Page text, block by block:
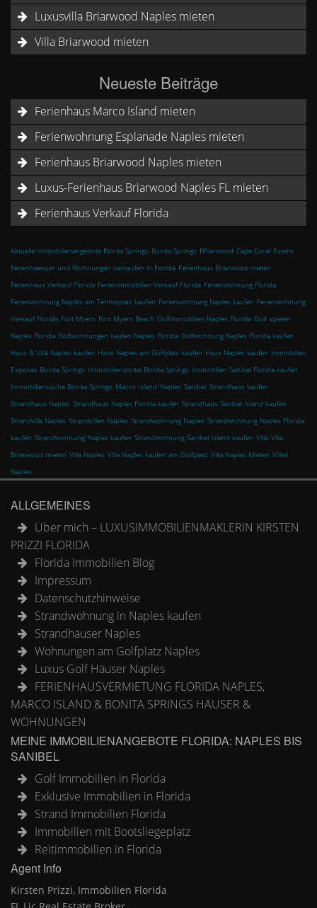
Luxusvilla Briarwood Naples mieten
Villa Briarwood mieten
Neueste Beiträge
Ferienhaus Marco Island mieten
Ferienwohnung Esplanade Naples mieten
Ferienhaus Briarwood Naples mieten
Luxus-Ferienhaus Briarwood Naples FL mieten
Ferienhaus Verkauf Florida
Aktuelle Immobilienangebote Bonita Springs Bonita Springs BRiarwood Cape Coral Estero
Ferienhaesuer und Wohnungen verkaufen in Florida Ferienhaus Briarwood mieten
Ferienhaus Verkauf Florida Ferienimmobilien Verkauf Florida Ferienwohnung Florida
Ferienwohnung Naples am Tennisplatz kaufen Ferienwohnung Naples kaufen Ferienwohnung
Verkauf Florida Fort Myers Fort Myers Beach Golfimmobilien Naples Florida Golf spielen
Naples Florida Golfwohnungen kaufen Naples Florida Golfwohnung Naples Florida kaufen
Haus & Villa Naples kaufen Haus Naples am Golfplatz kaufen Haus Naples kaufen Immobilien
Exposes Bonita Springs Immobilienportal Bonita Springs Immobilien Sanibel Florida kaufen
Immobiliensuche Bonita Springs Macro Island Naples Sanibel Strandhaus kaufen
Strandhaus Naples Strandhaus Naples Florida kaufen Strandhaus Sanibel Island kaufen
Strandvilla Naples Strandvillen Naples Strandwohnung Naples Strandwohnung Naples Florida
kaufen Strandwohnung Naples kaufen Strandwohnung Sanibel Island kaufen Villa Villa
Briarwood mieten Villa Naples Villa Naples kaufen am Golfplatz Villa Naples Mieten Villen
Naples
ALLGEMEINES
Über mich – LUXUSIMMOBILIENMAKLERIN KIRSTEN
PRIZZI FLORIDA
Florida Immobilien Blog
Impressum
Datenschutzhinweise
Strandwohnung in Naples kaufen
Strandhäuser Naples
Wohnungen am Golfplatz Naples
Luxus Golf Häuser Naples
FERIENHAUSVERMIETUNG FLORIDA NAPLES,
MARCO ISLAND & BONITA SPRINGS HÄUSER &
WOHNUNGEN
MEINE IMMOBILIENANGEBOTE FLORIDA: NAPLES BIS
SANIBEL
Golf Immobilien in Florida
Exklusive Immobilien in Florida
Strand Immobilien Florida
Immobilien mit Bootsliegeplatz
Reitimmobilien in Florida
Agent Info
Kirsten Prizzi, Immobilien Florida